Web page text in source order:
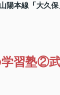
陽本線「大久
習塾②